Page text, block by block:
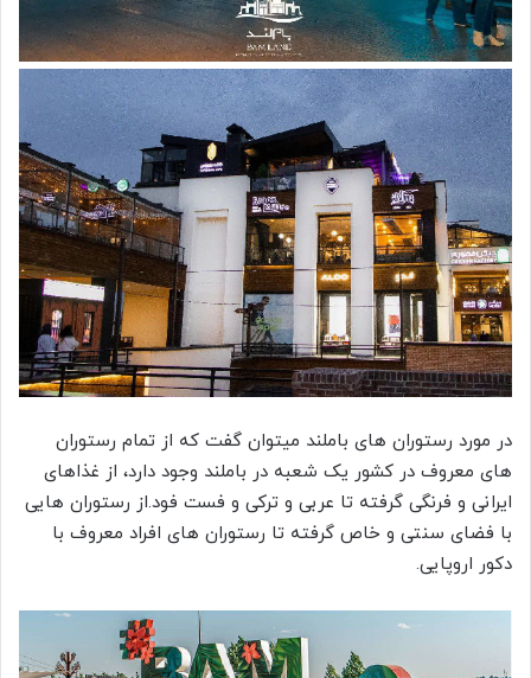
در مورد رستوران های باملند میتوان گفت که از تمام رستوران
های معروف در کشور یک شعبه در باملند وجود دارد، از غذاهای
ایرانی و فرنگی گرفته تا عربی و ترکی و فست فود.از رستوران هایی
با فضای سنتی و خاص گرفته تا رستوران های افراد معروف با
دکور اروپایی.